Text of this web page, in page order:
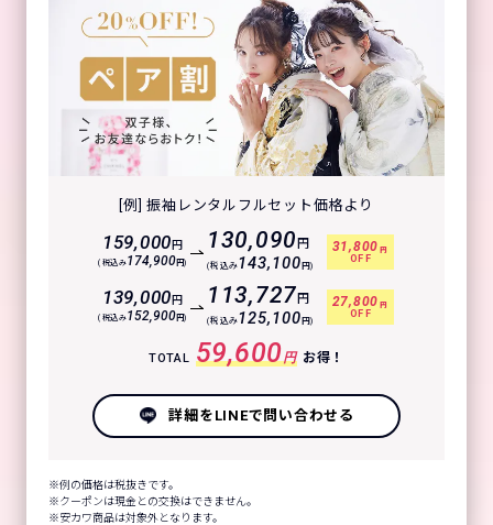
[例] 振袖レンタルフルセット価格より
159,000円
(税込み174,900円)
130,090 円
(税込み143,100 円)
31,800 円
OFF
139,000円
(税込み152,900円)
113,727 円
(税込み125,100 円)
27,800 円
OFF
TOTAL 59,600円 お得！
詳細をLINEで問い合わせる
例の価格は税抜きです。
クーポンは現金との交換はできません。
安カワ商品は対象外となります。